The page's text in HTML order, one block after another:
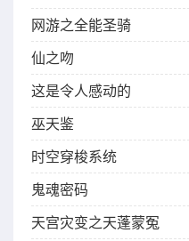
网游之全能圣骑
仙之吻
这是令人感动的
巫天鉴
时空穿梭系统
鬼魂密码
天宫灾变之天蓬蒙冤